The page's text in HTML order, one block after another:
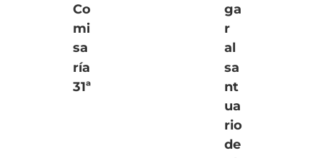
Co
mi
sa
ría
31ª
ga
r
al
sa
nt
ua
rio
de